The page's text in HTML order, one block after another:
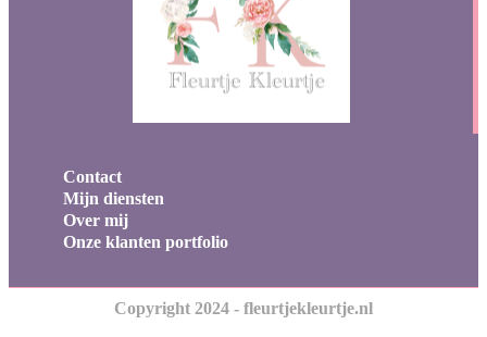
Contact
Mijn diensten
Over mij
Onze klanten portfolio
Copyright 2024 - fleurtjekleurtje.nl